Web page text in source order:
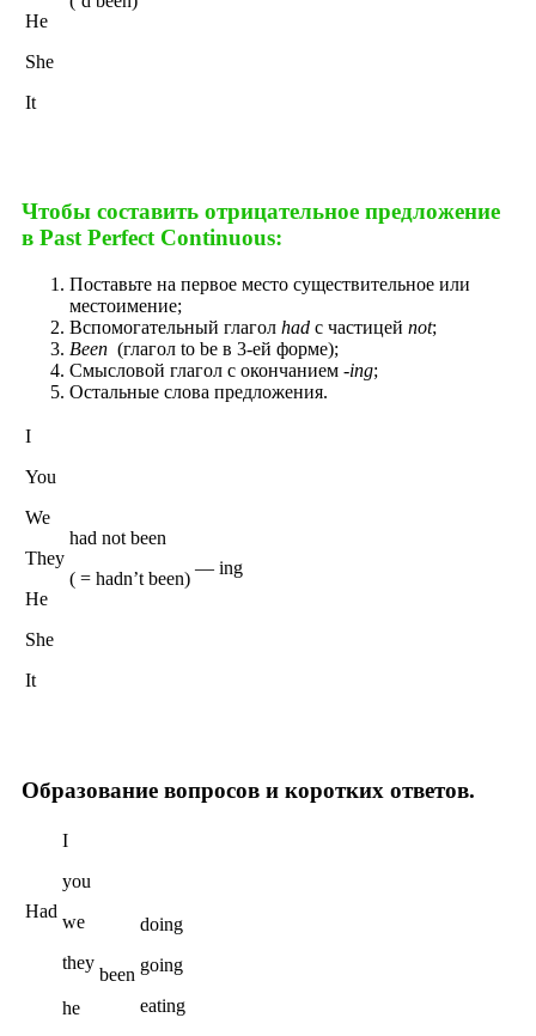
He
She
It
Чтобы составить отрицательное предложение
в Past Perfect Continuous:
Поставьте на первое место существительное или
местоимение;
Вспомогательный глагол had с частицей not;
Been (глагол to be в 3-ей форме);
Смысловой глагол с окончанием -ing;
Остальные слова предложения.
I
You
We
They
He
She
It
had not been
( = hadn’t been)
— ing
Образование вопросов и коротких ответов.
Had
I
you
we
they
been
doing
going
eating
he